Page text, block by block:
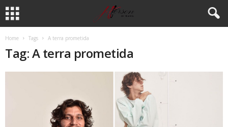
Home Tags A terra prometida
Tag: A terra prometida